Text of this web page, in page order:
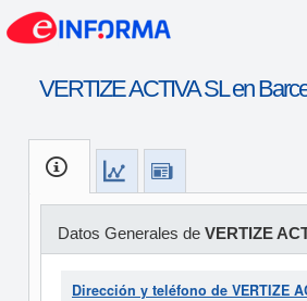
VERTIZE ACTIVA SL en
Datos Generales de VERTIZE
Dirección y teléfono de VERTIZE